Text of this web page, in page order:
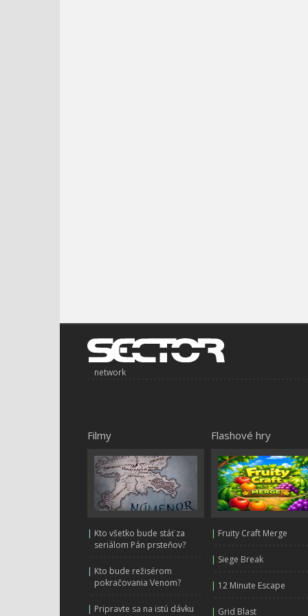
network
Filmy
| Kto všetko bude stáť za
seriálom Pán prsteňov?
| Kto bude režisérom
pokračovania Venom?
| Pripravte sa na istú dávku
Flashové hry
| Fruity Craft Merge
| Siege Break
| 12 Minute Escape
| Grid Blast